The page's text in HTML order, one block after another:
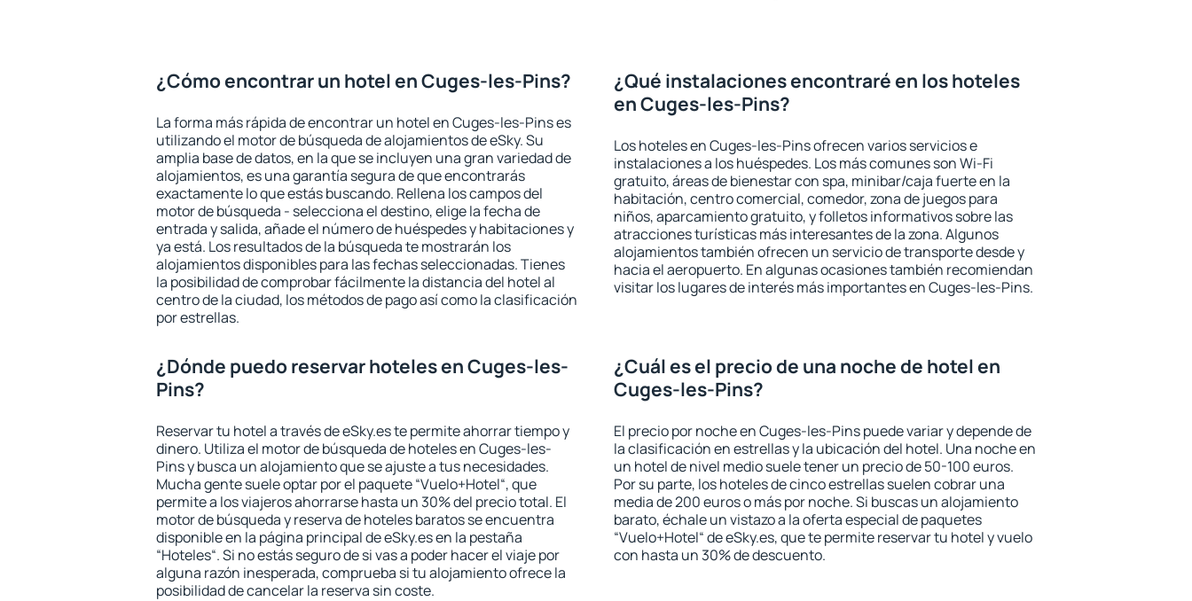
¿Cómo encontrar un hotel en Cuges-les-Pins?
La forma más rápida de encontrar un hotel en Cuges-les-Pins es
utilizando el motor de búsqueda de alojamientos de eSky. Su
amplia base de datos, en la que se incluyen una gran variedad de
alojamientos, es una garantía segura de que encontrarás
exactamente lo que estás buscando. Rellena los campos del
motor de búsqueda - selecciona el destino, elige la fecha de
entrada y salida, añade el número de huéspedes y habitaciones y
ya está. Los resultados de la búsqueda te mostrarán los
alojamientos disponibles para las fechas seleccionadas. Tienes
la posibilidad de comprobar fácilmente la distancia del hotel al
centro de la ciudad, los métodos de pago así como la clasificación
por estrellas.
¿Qué instalaciones encontraré en los hoteles
en Cuges-les-Pins?
Los hoteles en Cuges-les-Pins ofrecen varios servicios e
instalaciones a los huéspedes. Los más comunes son Wi-Fi
gratuito, áreas de bienestar con spa, minibar/caja fuerte en la
habitación, centro comercial, comedor, zona de juegos para
niños, aparcamiento gratuito, y folletos informativos sobre las
atracciones turísticas más interesantes de la zona. Algunos
alojamientos también ofrecen un servicio de transporte desde y
hacia el aeropuerto. En algunas ocasiones también recomiendan
visitar los lugares de interés más importantes en Cuges-les-Pins.
¿Dónde puedo reservar hoteles en Cuges-les-
Pins?
Reservar tu hotel a través de eSky.es te permite ahorrar tiempo y
dinero. Utiliza el motor de búsqueda de hoteles en Cuges-les-
Pins y busca un alojamiento que se ajuste a tus necesidades.
Mucha gente suele optar por el paquete “Vuelo+Hotel“, que
permite a los viajeros ahorrarse hasta un 30% del precio total. El
motor de búsqueda y reserva de hoteles baratos se encuentra
disponible en la página principal de eSky.es en la pestaña
“Hoteles“. Si no estás seguro de si vas a poder hacer el viaje por
alguna razón inesperada, comprueba si tu alojamiento ofrece la
posibilidad de cancelar la reserva sin coste.
¿Cuál es el precio de una noche de hotel en
Cuges-les-Pins?
El precio por noche en Cuges-les-Pins puede variar y depende de
la clasificación en estrellas y la ubicación del hotel. Una noche en
un hotel de nivel medio suele tener un precio de 50-100 euros.
Por su parte, los hoteles de cinco estrellas suelen cobrar una
media de 200 euros o más por noche. Si buscas un alojamiento
barato, échale un vistazo a la oferta especial de paquetes
“Vuelo+Hotel“ de eSky.es, que te permite reservar tu hotel y vuelo
con hasta un 30% de descuento.